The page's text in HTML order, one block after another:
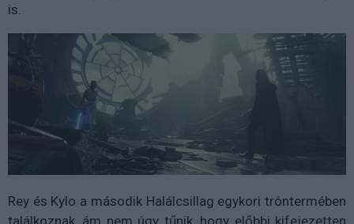
is.
Rey és Kylo a második Halálcsillag egykori tróntermében
találkoznak, ám nem úgy tűnik, hogy előbbi kifejezetten